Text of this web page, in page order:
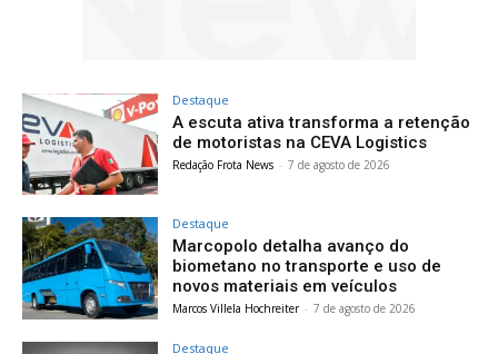
Destaque
A escuta ativa transforma a retenção
de motoristas na CEVA Logistics
Redação Frota News - 7 de agosto de 2026
Destaque
Marcopolo detalha avanço do
biometano no transporte e uso de
novos materiais em veículos
Marcos Villela Hochreiter - 7 de agosto de 2026
Destaque